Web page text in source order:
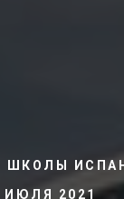
ШКОЛЫ
ИЮЛЯ 2021